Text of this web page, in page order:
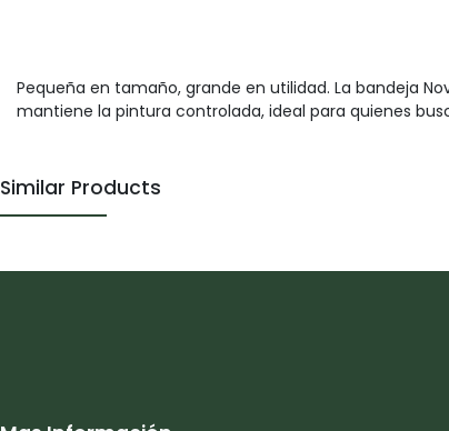
Pequeña en tamaño, grande en utilidad. La bandeja
mantiene la pintura controlada, ideal para quienes
Similar Products